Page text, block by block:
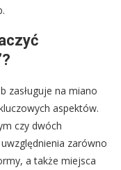
zasługuje na miano
aspektów.
czy dwóch
zarówno
a także miejsca